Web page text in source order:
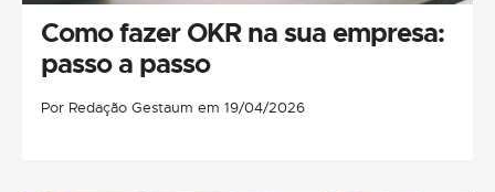
Como fazer OKR na sua empresa:
passo a passo
Por Redação Gestaum em 19/04/2026